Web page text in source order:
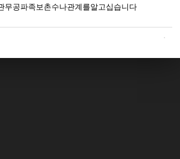
무공파족보촌수나관계를알고십습니다
스케치북5